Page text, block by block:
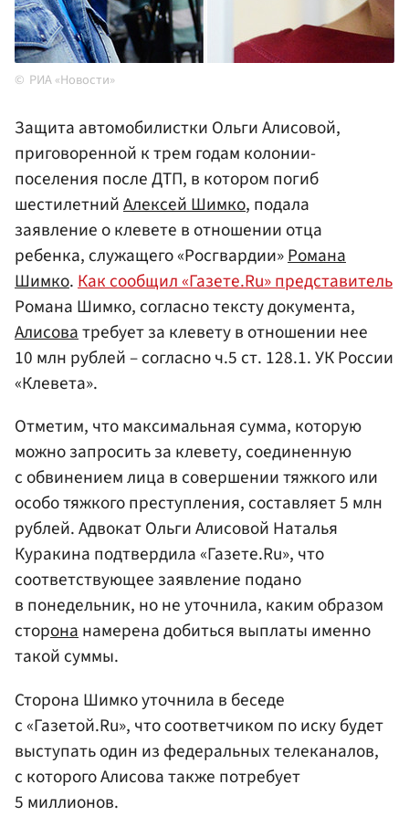
РИА «Новости»
Защита автомобилистки Ольги Алисовой,
приговоренной к трем годам колонии-
поселения после ДТП, в котором погиб
шестилетнийАлексей Шимко, подала
заявление о клевете в отношении отца
ребенка, служащего «Росгвардии»Романа
Шимко.Как сообщил «Газете.Ru» представитель
Романа Шимко, согласно тексту документа,
Алисоватребует за клевету в отношении нее
10 млн рублей – согласно ч.5 ст. 128.1. УК России
«Клевета».
Отметим, что максимальная сумма, которую
можно запросить за клевету, соединенную
с обвинением лица в совершении тяжкого или
особо тяжкого преступления, составляет 5 млн
рублей. Адвокат Ольги Алисовой Наталья
Куракина подтвердила «Газете.Ru», что
соответствующее заявление подано
в понедельник, но не уточнила, каким образом
сторонанамерена добиться выплаты именно
такой суммы.
Сторона Шимко уточнила в беседе
с «Газетой.Ru», что соответчиком по иску будет
выступать один из федеральных телеканалов,
с которого Алисова также потребует
5 миллионов.